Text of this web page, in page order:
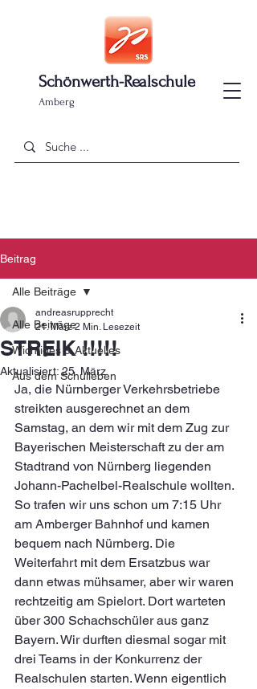
Schönwerth-Realschule
Amberg
Beitrag
Alle Beiträge
Wichtiges & Aktuelles
Aus dem Schulleben
Alle Beiträge
STREIK !!!!!
andreasrupprecht
21. März 2 Min. Lesezeit
Aktualisiert:25. März
Ja, die Nürnberger Verkehrsbetriebe
streikten ausgerechnet an dem
Samstag, an dem wir mit dem Zug zur
Bayerischen Meisterschaft zu der am
Stadtrand von Nürnberg liegenden
Johann-Pachelbel-Realschule wollten.
So trafen wir uns schon um 7:15 Uhr
am Amberger Bahnhof und kamen
bequem nach Nürnberg. Die
Weiterfahrt mit dem Ersatzbus war
dann etwas mühsamer, aber wir waren
rechtzeitig am Spielort. Dort warteten
über 300 Schachschüler aus ganz
Bayern. Wir durften diesmal sogar mit
drei Teams in der Konkurrenz der
Realschulen starten. Wenn eigentlich